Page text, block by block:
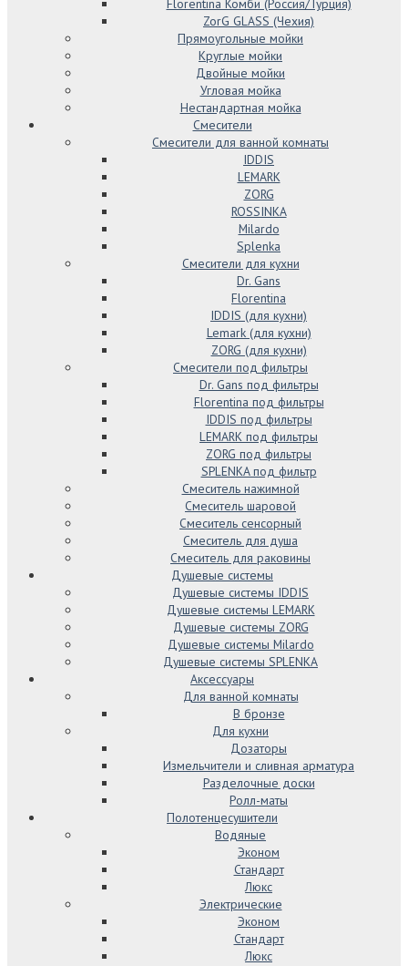
Florentina Комби (Россия/Турция)
ZorG GLASS (Чехия)
Прямоугольные мойки
Круглые мойки
Двойные мойки
Угловая мойка
Нестандартная мойка
Смесители
Смесители для ванной комнаты
IDDIS
LEMARK
ZORG
ROSSINKA
Milardo
Splenka
Смесители для кухни
Dr. Gans
Florentina
IDDIS (для кухни)
Lemark (для кухни)
ZORG (для кухни)
Смесители под фильтры
Dr. Gans под фильтры
Florentina под фильтры
IDDIS под фильтры
LEMARK под фильтры
ZORG под фильтры
SPLENKA под фильтр
Смеситель нажимной
Смеситель шаровой
Смеситель сенсорный
Смеситель для душа
Смеситель для раковины
Душевые системы
Душевые системы IDDIS
Душевые системы LEMARK
Душевые системы ZORG
Душевые системы Milardo
Душевые системы SPLENKA
Аксессуары
Для ванной комнаты
В бронзе
Для кухни
Дозаторы
Измельчители и сливная арматура
Разделочные доски
Ролл-маты
Полотенцесушители
Водяные
Эконом
Стандарт
Люкс
Электрические
Эконом
Стандарт
Люкс